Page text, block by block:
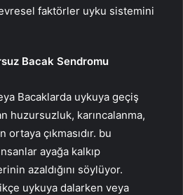
faktörler uyku sistemini
Bacak Sendromu
Bacaklarda uykuya geçiş
huzursuzluk, karıncalanma,
ortaya çıkmasıdır. bu
ayağa kalkıp
azaldığını söylüyor.
uykuya dalarken veya